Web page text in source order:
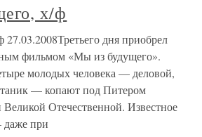
х/ф
дня приобрел
фильмом «Мы из будущего».
молодых человека — деловой,
— копают под Питером
Великой Отечественной. Известное
даже при